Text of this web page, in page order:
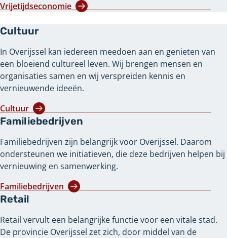
Vrijetijdseconomie
Cultuur
In Overijssel kan iedereen meedoen aan en genieten van
een bloeiend cultureel leven. Wij brengen mensen en
organisaties samen en wij verspreiden kennis en
vernieuwende ideeën.
Cultuur
Familiebedrijven
Familiebedrijven zijn belangrijk voor Overijssel. Daarom
ondersteunen we initiatieven, die deze bedrijven helpen bij
vernieuwing en samenwerking.
Familiebedrijven
Retail
Retail vervult een belangrijke functie voor een vitale stad.
De provincie Overijssel zet zich, door middel van de